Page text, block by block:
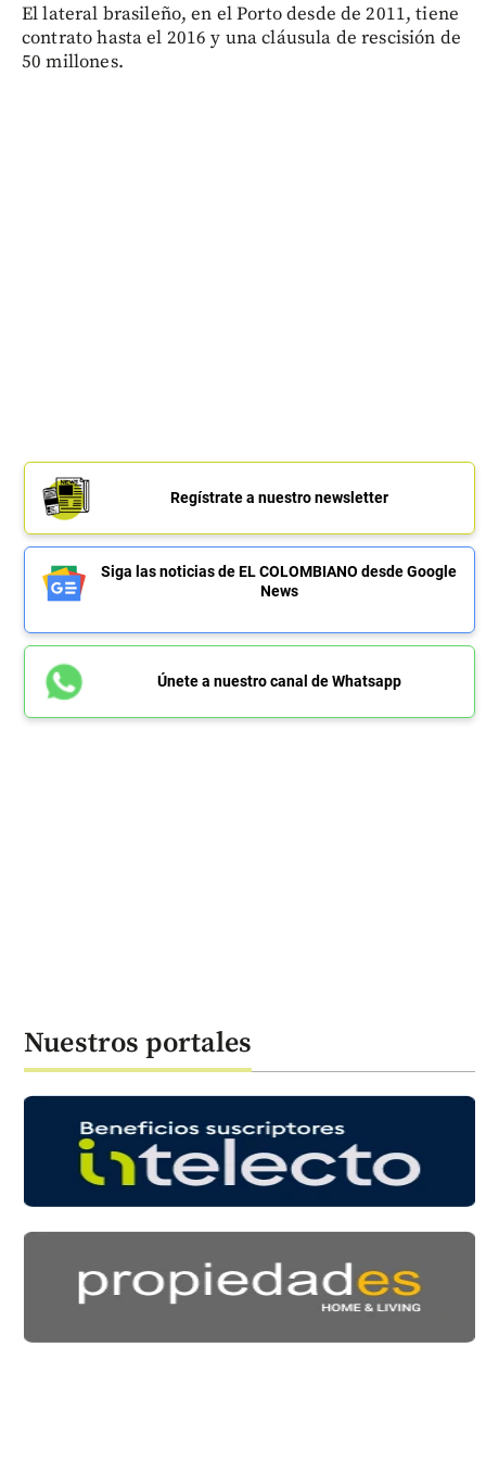
El lateral brasileño, en el Porto desde de 2011, tiene
contrato hasta el 2016 y una cláusula de rescisión de
50 millones.
Regístrate a nuestro newsletter
Siga las noticias de EL COLOMBIANO desde Google
News
Únete a nuestro canal de Whatsapp
Nuestros portales